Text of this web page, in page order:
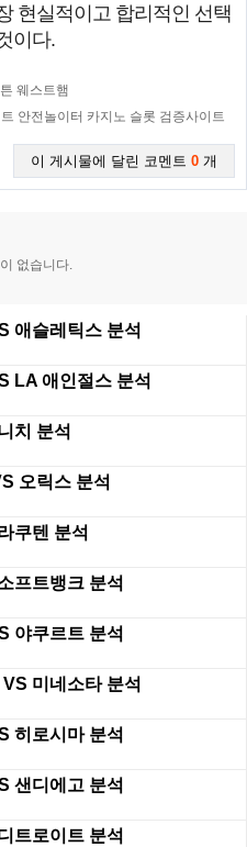
현실적이고 합리적인 선택
이다.
웨스트햄
안전놀이터 카지노 슬롯 검증사이트
이 게시물에 달린 코멘트 0 개
없습니다.
애슬레틱스 분석
LA 애인절스 분석
치 분석
오릭스 분석
쿠텐 분석
프트뱅크 분석
야쿠르트 분석
미네소타 분석
히로시마 분석
샌디에고 분석
트로이트 분석